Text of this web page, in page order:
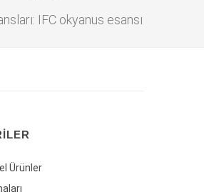
IFC okyanus esansı
Ürünler